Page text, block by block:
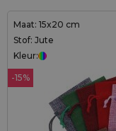
Maat: 15x20 cm
Stof: Jute
Kleur:
-15%